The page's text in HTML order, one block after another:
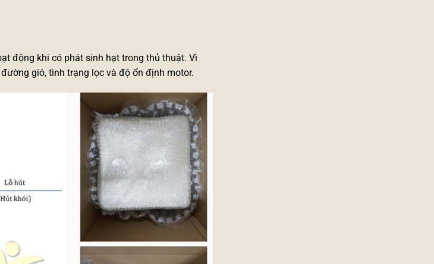
động khi có phát sinh hạt trong thủ thuật. Vì
gió, tình trạng lọc và độ ổn định motor.